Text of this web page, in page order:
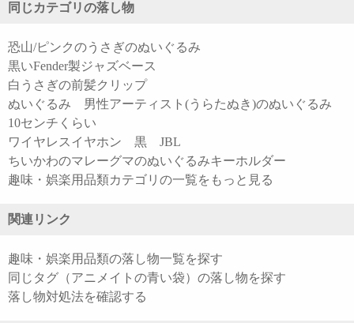
同じカテゴリの落し物
恐山/ピンクのうさぎのぬいぐるみ
黒いFender製ジャズベース
白うさぎの前髪クリップ
ぬいぐるみ 男性アーティスト(うらたぬき)のぬいぐるみ
10センチくらい
ワイヤレスイヤホン 黒 JBL
ちいかわのマレーグマのぬいぐるみキーホルダー
趣味・娯楽用品類カテゴリの一覧をもっと見る
関連リンク
趣味・娯楽用品類の落し物一覧を探す
同じタグ（アニメイトの青い袋）の落し物を探す
落し物対処法を確認する